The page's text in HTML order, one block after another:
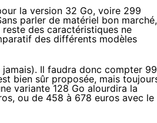
la version 32 Go, voire 299
parler de matériel bon
des caractéristiques ne
des différents modèles
jamais). Il faudra donc compter 99
bien sûr proposée, mais
variante 128 Go alourdira la
ou de 458 à 678 euros avec le